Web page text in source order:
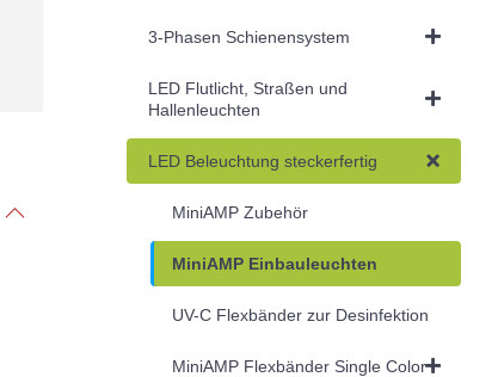
3-Phasen Schienensystem
LED Flutlicht, Straßen und
Hallenleuchten
LED Beleuchtung steckerfertig
MiniAMP Zubehör
MiniAMP Einbauleuchten
UV-C Flexbänder zur Desinfektion
MiniAMP Flexbänder Single Color